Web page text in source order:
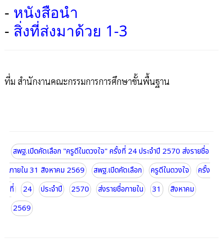
- หนังสือนำ
- สิ่งที่ส่งมาด้วย 1-3
ที่ม สำนักงานคณะกรรมการการศึกษาขั้นพื้นฐาน
สพฐ.เปิดคัดเลือก "ครูดีในดวงใจ" ครั้งที่ 24 ประจำปี 2570 ส่งรายชื่อ
ภายใน 31 สิงหาคม 2569
สพฐ.เปิดคัดเลือก ครูดีในดวงใจ
ครั้ง
ที่
24 ประจำปี 2570 ส่งรายชื่อภายใน 31
สิงหาคม
2569